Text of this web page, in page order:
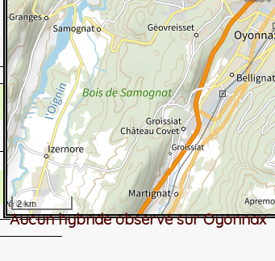
cotations UICN)
?
2 km
Aucun hybride observé sur Oyonnax